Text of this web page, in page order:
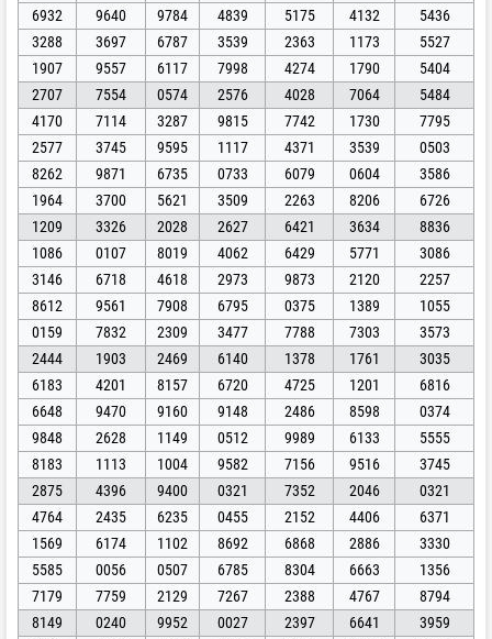
6932
9640 9784 4839 5175 4132
5436
3288
3697 6787 3539 2363 1173
5527
1907
9557 6117 7998 4274 1790
5404
2707
7554 0574 2576 4028 7064
5484
4170
7114 3287 9815 7742 1730
7795
2577
3745 9595 1117 4371 3539
0503
8262
9871 6735 0733 6079 0604
3586
1964
3700 5621 3509 2263 8206
6726
1209
3326 2028 2627 6421 3634
8836
1086
0107 8019 4062 6429 5771
3086
3146
6718 4618 2973 9873 2120
2257
8612
9561 7908 6795 0375 1389
1055
0159
7832 2309 3477 7788 7303
3573
2444
1903 2469 6140 1378 1761
3035
6183
4201 8157 6720 4725 1201
6816
6648
9470 9160 9148 2486 8598
0374
9848
2628 1149 0512 9989 6133
5555
8183
1113 1004 9582 7156 9516
3745
2875
4396 9400 0321 7352 2046
0321
4764
2435 6235 0455 2152 4406
6371
1569
6174 1102 8692 6868 2886
3330
5585
0056 0507 6785 8304 6663
1356
7179
7759 2129 7267 2388 4767
8794
8149
0240 9952 0027 2397 6641
3959